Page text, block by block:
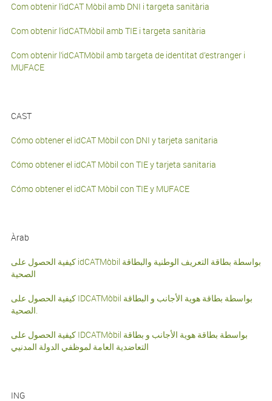
Com obtenir l’idCAT Mòbil amb DNI i targeta sanitària
Com obtenir l’idCATMòbil amb TIE i targeta sanitària
Com obtenir l’idCATMòbil amb targeta de identitat d’estranger i
MUFACE
CAST
Cómo obtener el idCAT Mòbil con DNI y tarjeta sanitaria
Cómo obtener el idCAT Mòbil con TIE y tarjeta sanitaria
Cómo obtener el idCAT Mòbil con TIE y MUFACE
Àrab
كيفية الحصول على idCATMòbil بواسطة بطاقة التعريف الوطنية والبطاقة
الصحية
كيفية الحصول على IDCATMòbil بواسطة بطاقة هوية الأجانب و البطاقة
الصحية.
كيفية الحصول على IDCATMòbil بواسطة بطاقة هوية الأجانب و بطاقة
التعاضدية العامة لموظفي الدولة المدنيي
ING